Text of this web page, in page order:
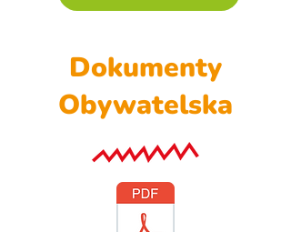
Dokumenty
Obywatelska